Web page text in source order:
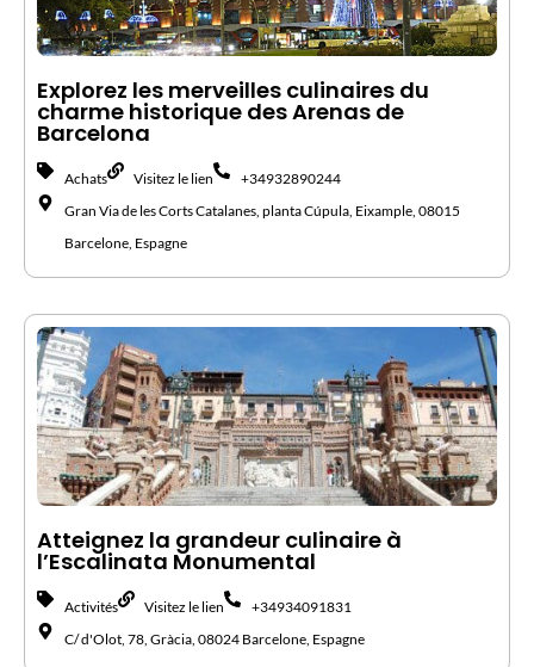
Explorez les merveilles culinaires du
charme historique des Arenas de
Barcelona
Achats Visitez le lien
+34932890244
Gran Via de les Corts Catalanes, planta Cúpula, Eixample, 08015
Barcelone, Espagne
Atteignez la grandeur culinaire à
l’Escalinata Monumental
Activités Visitez le lien
+34934091831
C/ d'Olot, 78, Gràcia, 08024 Barcelone, Espagne